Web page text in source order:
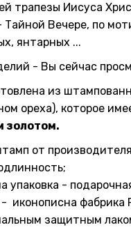
трапезы Иисуса
Вечере, по
янтарных ...
- Вы сейчас
​​из
ореха), которое
золотом.
от
упаковка -
иконописна фабрика
защитным